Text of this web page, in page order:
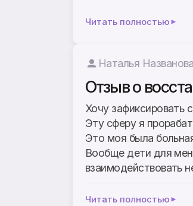
Читать полностью
Наталья Названова
Отзыв о
Хочу зафиксировать
Эту сферу я
Это моя была
Вообще дети для
взаимодействовать
Читать полностью